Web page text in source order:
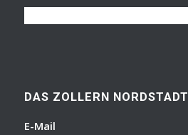
DAS ZOLLERN NORDSTADT
E-Mail